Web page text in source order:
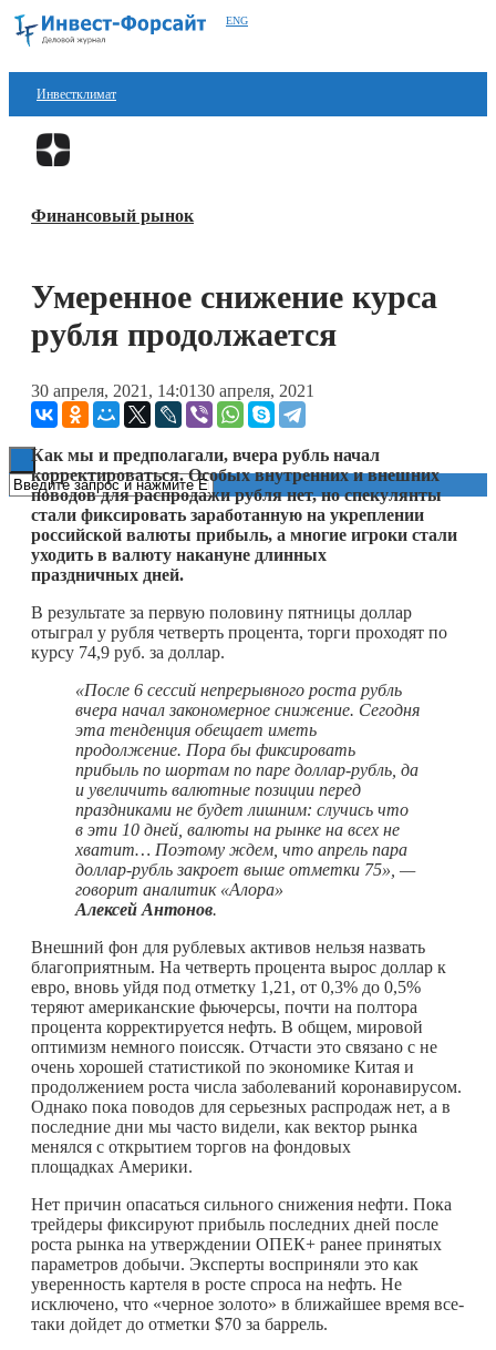
ENG
Инвестклимат
Финансы
Блокчейн
Технологии
Книги
Финансовый рынок
Умеренное снижение курса
рубля продолжается
30 апреля, 2021, 14:0130 апреля, 2021
Как мы и предполагали, вчера рубль начал
корректироваться. Особых внутренних и внешних
поводов для распродажи рубля нет, но спекулянты
стали фиксировать заработанную на укреплении
российской валюты прибыль, а многие игроки стали
уходить в валюту накануне длинных
праздничных дней.
В результате за первую половину пятницы доллар
отыграл у рубля четверть процента, торги проходят по
курсу 74,9 руб. за доллар.
«После 6 сессий непрерывного роста рубль
вчера начал закономерное снижение. Сегодня
эта тенденция обещает иметь
продолжение. Пора бы фиксировать
прибыль по шортам по паре доллар-рубль, да
и увеличить валютные позиции перед
праздниками не будет лишним: случись что
в эти 10 дней, валюты на рынке на всех не
хватит… Поэтому ждем, что апрель пара
доллар-рубль закроет выше отметки 75», —
говорит аналитик «Алора»
Алексей Антонов.
Внешний фон для рублевых активов нельзя назвать
благоприятным. На четверть процента вырос доллар к
евро, вновь уйдя под отметку 1,21, от 0,3% до 0,5%
теряют американские фьючерсы, почти на полтора
процента корректируется нефть. В общем, мировой
оптимизм немного поиссяк. Отчасти это связано с не
очень хорошей статистикой по экономике Китая и
продолжением роста числа заболеваний коронавирусом.
Однако пока поводов для серьезных распродаж нет, а в
последние дни мы часто видели, как вектор рынка
менялся с открытием торгов на фондовых
площадках Америки.
Нет причин опасаться сильного снижения нефти. Пока
трейдеры фиксируют прибыль последних дней после
роста рынка на утверждении ОПЕК+ ранее принятых
параметров добычи. Эксперты восприняли это как
уверенность картеля в росте спроса на нефть. Не
исключено, что «черное золото» в ближайшее время все-
таки дойдет до отметки $70 за баррель.